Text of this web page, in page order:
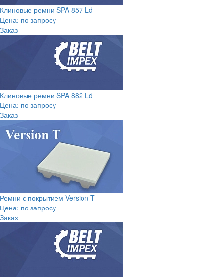
Клиновые ремни SPA 857 Ld
Цена: по запросу
Заказ
Клиновые ремни SPA 882 Ld
Цена: по запросу
Заказ
Ремни с покрытием Version T
Цена: по запросу
Заказ